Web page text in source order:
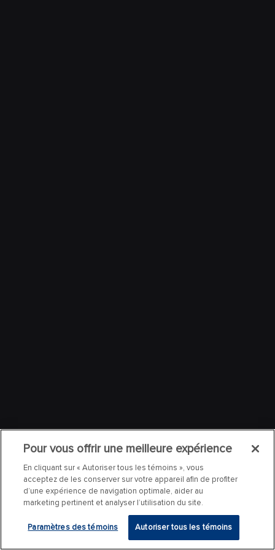
Pour vous offrir une meilleure expérience
En cliquant sur « Autoriser tous les témoins », vous
acceptez de les conserver sur votre appareil afin de profiter
d’une expérience de navigation optimale, aider au
marketing pertinent et analyser l’utilisation du site.
Paramètres des témoins Autoriser tous les témoins